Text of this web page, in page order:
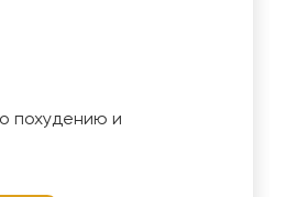
похудению и